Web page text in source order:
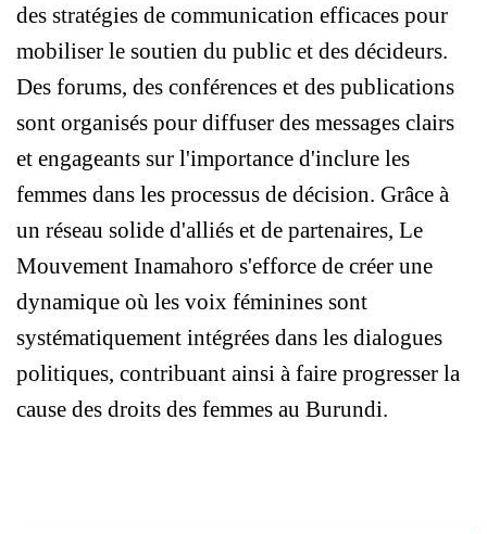
des stratégies de communication efficaces pour
mobiliser le soutien du public et des décideurs.
Des forums, des conférences et des publications
sont organisés pour diffuser des messages clairs
et engageants sur l'importance d'inclure les
femmes dans les processus de décision. Grâce à
un réseau solide d'alliés et de partenaires, Le
Mouvement Inamahoro s'efforce de créer une
dynamique où les voix féminines sont
systématiquement intégrées dans les dialogues
politiques, contribuant ainsi à faire progresser la
cause des droits des femmes au Burundi.